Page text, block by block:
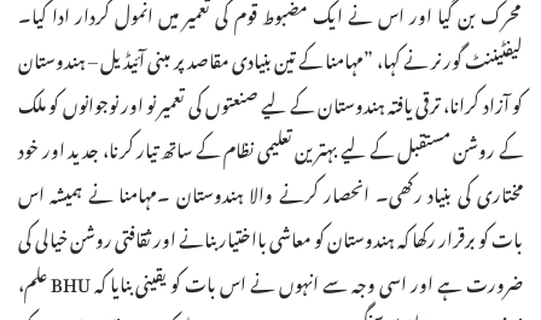
محرک بن گیا اور اس نے ایک مضبوط قوم کی تعمیر میں انمول کردار ادا کیا۔
لیفٹیننٹ گورنر نے کہا، ”مہامنا کے تین بنیادی مقاصد پر مبنی آئیڈیل – ہندوستان
کو آزاد کرانا، ترقی یافتہ ہندوستان کے لیے صنعتوں کی تعمیر نو اور نوجوانوں کو ملک
کے روشن مستقبل کے لیے بہترین تعلیمی نظام کے ساتھ تیار کرنا، جدید اور خود
مختاری کی بنیاد رکھی۔ انحصار کرنے والا ہندوستان ۔مہامنا نے ہمیشہ اس
بات کو برقرار رکھا کہ ہندوستان کو معاشی بااختیار بنانے اور ثقافتی روشن خیالی کی
ضرورت ہے اور اسی وجہ سے انہوں نے اس بات کو یقینی بنایا کہ BHU علم،